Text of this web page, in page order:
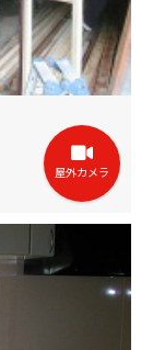
屋外カメラ